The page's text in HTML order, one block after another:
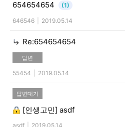
654654654 (1)
646546 2019.05.14
Re:654654654
답변
55454 2019.05.14
답변대기
[인생고민] asdf
asdf 2019.05.14